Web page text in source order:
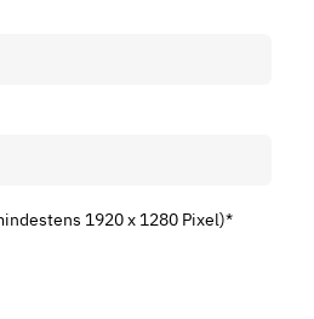
1920 x 1280 Pixel)*